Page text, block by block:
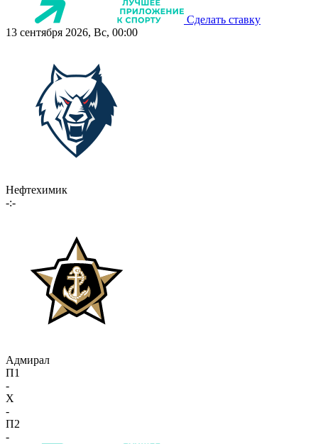
Сделать ставку
13 сентября 2026, Вс, 00:00
Нефтехимик
-:-
Адмирал
П1
-
X
-
П2
-